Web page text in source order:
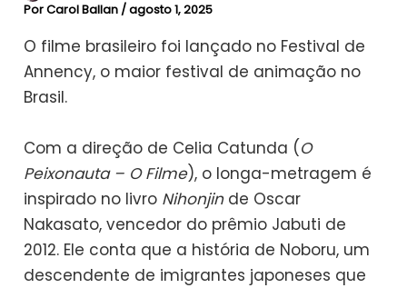
PorCarol Ballan /agosto 1, 2025
O filme brasileiro foi lançado no Festival de
Annency, o maior festival de animação no
Brasil.
Com a direção de Celia Catunda (O
Peixonauta – O Filme), o longa-metragem é
inspirado no livro Nihonjinde Oscar
Nakasato, vencedor do prêmio Jabuti de
2012. Ele conta que a história de Noboru, um
descendente de imigrantes japoneses que